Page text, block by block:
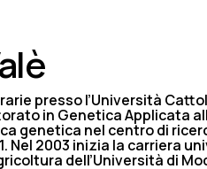
presso l’Università
in Genetica Applicata
genetica nel centro di
Nel 2003 inizia la carriera
dell’Università di